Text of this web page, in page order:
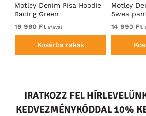
Motley Denim Pisa Hoodie
Racing Green
19 990 Ft áfával
Kosárba rakás
Motley
14 990 Ft
IRATKOZZ FEL
KEDVEZMÉNYKÓDDAL 10%